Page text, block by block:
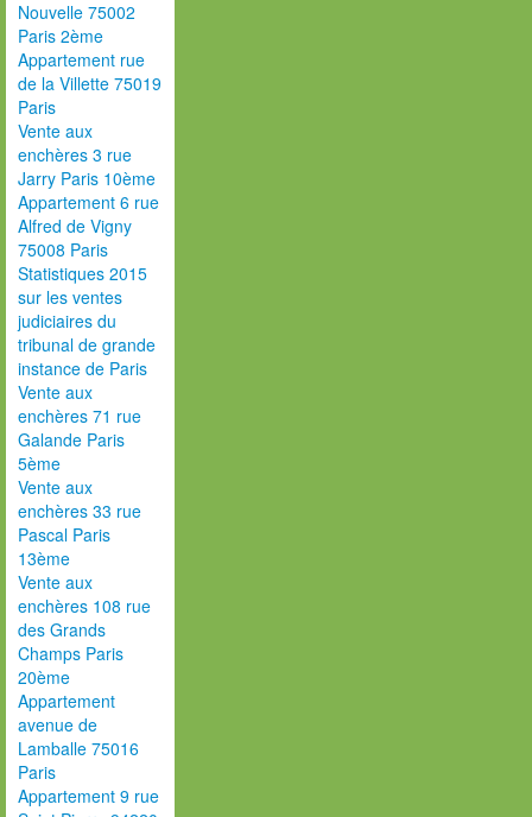
Nouvelle 75002
Paris 2ème
Appartement rue
de la Villette 75019
Paris
Vente aux
enchères 3 rue
Jarry Paris 10ème
Appartement 6 rue
Alfred de Vigny
75008 Paris
Statistiques 2015
sur les ventes
judiciaires du
tribunal de grande
instance de Paris
Vente aux
enchères 71 rue
Galande Paris
5ème
Vente aux
enchères 33 rue
Pascal Paris
13ème
Vente aux
enchères 108 rue
des Grands
Champs Paris
20ème
Appartement
avenue de
Lamballe 75016
Paris
Appartement 9 rue